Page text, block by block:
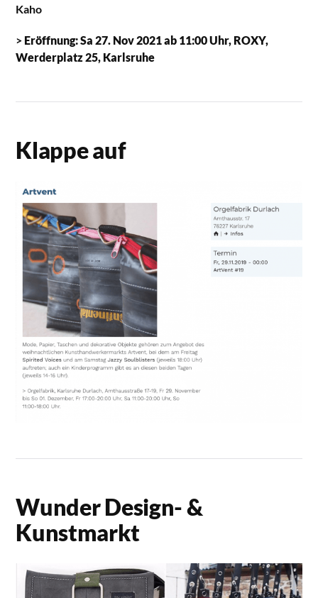
Kaho
> Eröffnung: Sa 27. Nov 2021 ab 11:00 Uhr, ROXY,
Werderplatz 25, Karlsruhe
Klappe auf
Wunder Design- &
Kunstmarkt